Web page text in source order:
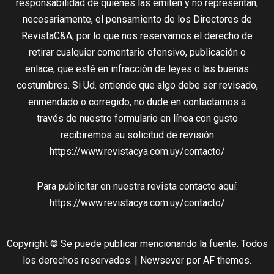
responsabilidad de quienes las emiten y no representan,
necesariamente, el pensamiento de los Directores de
RevistaC&A, por lo que nos reservamos el derecho de
retirar cualquier comentario ofensivo, publicación o
enlace, que esté en infracción de leyes o las buenas
costumbres. Si Ud. entiende que algo debe ser revisado,
enmendado o corregido, no dude en contactarnos a
través de nuestro formulario en línea con gusto
recibiremos su solicitud de revisión
https://www.revistacya.com.uy/contacto/
Para publicitar en nuestra revista contacte aquí:
https://www.revistacya.com.uy/contacto/
Copyright © Se puede publicar mencionando la fuente. Todos
los derechos reservados. | Newsever por AF themes.